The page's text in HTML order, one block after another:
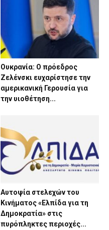
Ουκρανία: Ο πρόεδρος
Ζελένσκι ευχαρίστησε την
αμερικανική Γερουσία για
την υιοθέτηση...
Αυτοψία στελεχών του
Κινήματος «Ελπίδα για τη
Δημοκρατία» στις
πυρόπληκτες περιοχές...